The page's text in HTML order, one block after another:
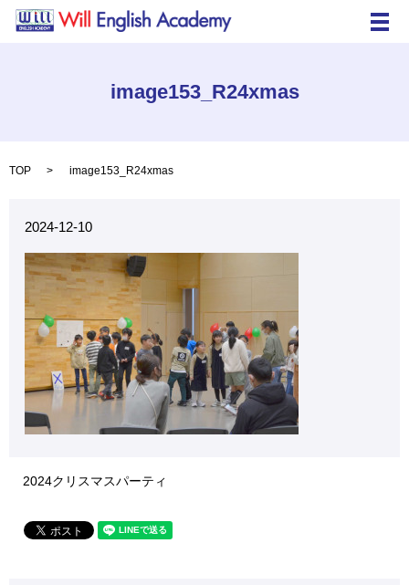
メ
image153_R24xmas
TOP image153_R24xmas
2024-12-10
2024クリスマスパーティ